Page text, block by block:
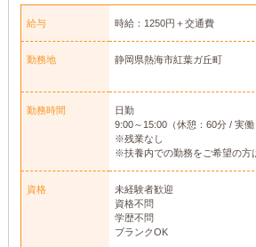
給与 時給：1250円＋交通費
勤務地 静岡県熱海市紅葉ガ丘町
勤務時間
日勤
9:00～15:00（休憩：60分 / 実働
※残業なし
※扶養内での勤務をご希望の方
資格
未経験者歓迎
資格不問
学歴不問
ブランクOK